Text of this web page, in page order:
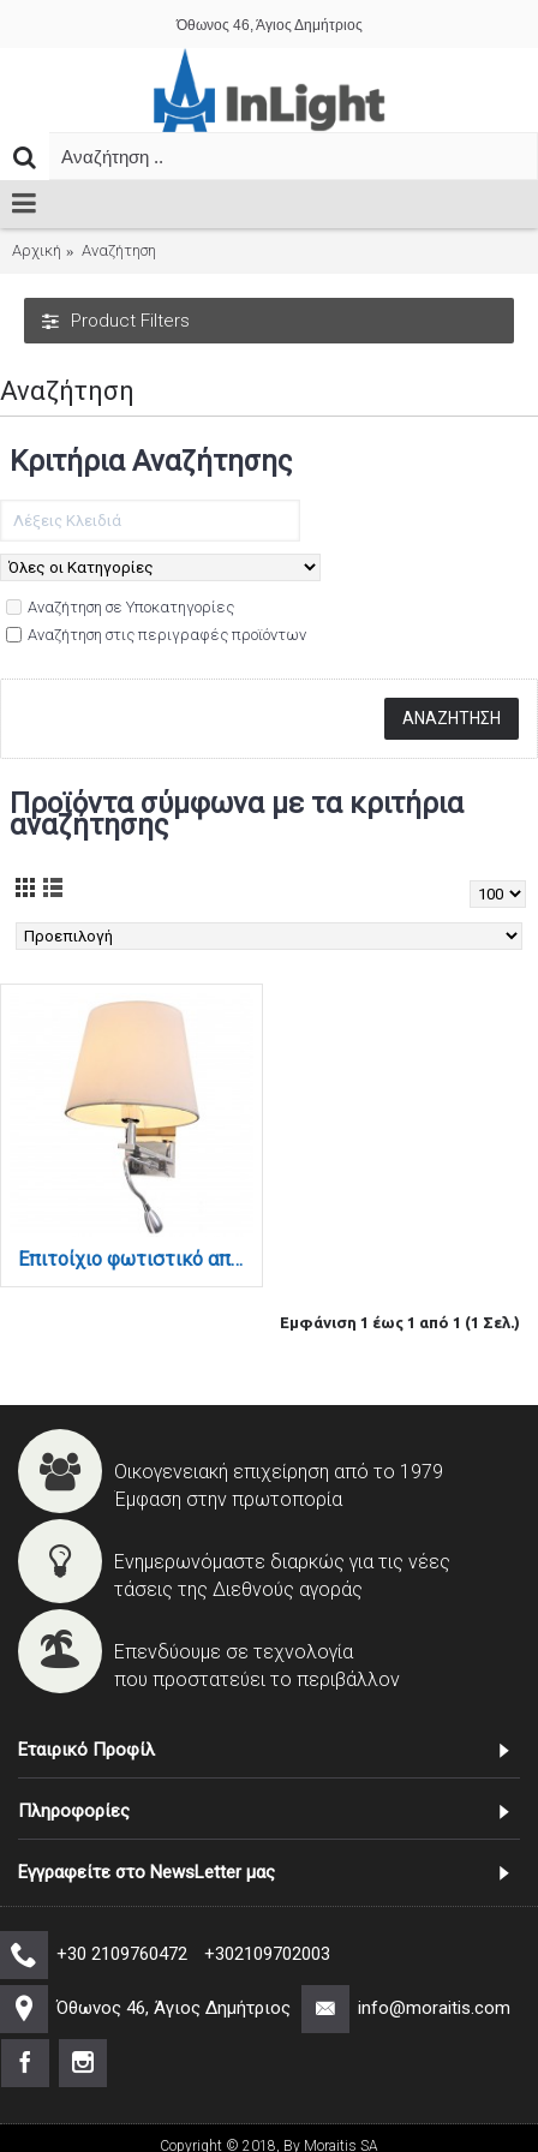
Όθωνος 46, Άγιος Δημήτριος
Αρχική Αναζήτηση
Product Filters
Αναζήτηση
Κριτήρια Αναζήτησης
Αναζήτηση σε Υποκατηγορίες
Αναζήτηση στις περιγραφές προϊόντων
Προϊόντα σύμφωνα με τα κριτήρια
αναζήτησης
Επιτοίχιο φωτιστικό από μέταλλο σε χρώμιο απόχρωση με σπιράλ και υφασμάτινο καπέλο (43311-Χρώμιο)
Εμφάνιση 1 έως 1 από 1 (1 Σελ.)
Οικογενειακή επιχείρηση από το 1979
Έμφαση στην πρωτοπορία
Ενημερωνόμαστε διαρκώς για τις νέες
τάσεις της Διεθνούς αγοράς
Επενδύουμε σε τεχνολογία
που προστατεύει το περιβάλλον
Εταιρικό Προφίλ
Πληροφορίες
Εγγραφείτε στο NewsLetter μας
+30 2109760472 +302109702003
Όθωνος 46, Άγιος Δημήτριος info@moraitis.com
Copyright © 2018, By Moraitis SA